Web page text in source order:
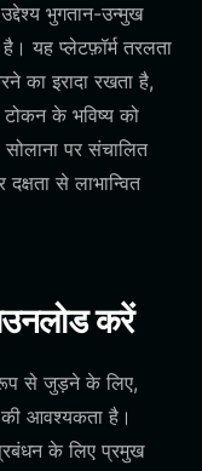
भुगतान-उन्मुख
यह प्लेटफ़ॉर्म तरलता
का इरादा रखता है,
टोकन के भविष्य को
पर संचालित
से लाभान्वित
करें
रूप से जुड़ने के लिए,
आवश्यकता है।
के लिए प्रमुख